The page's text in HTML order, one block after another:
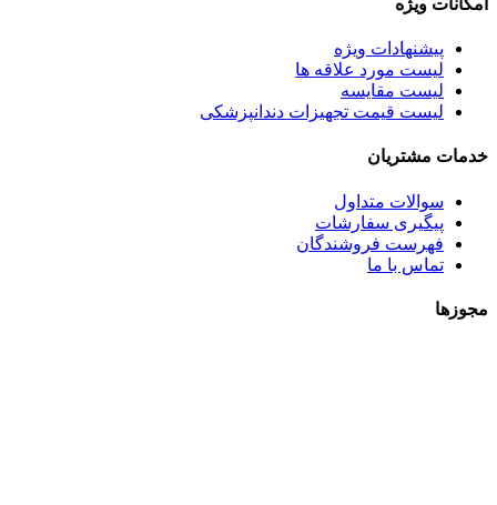
پیشنهادات ویژه
لیست مورد علاقه ها
لیست مقایسه
لیست قیمت تجهیزات دندانپزشکی
خدمات مشتریان
سوالات متداول
پیگیری سفارشات
فهرست فروشندگان
تماس با ما
مجوزها